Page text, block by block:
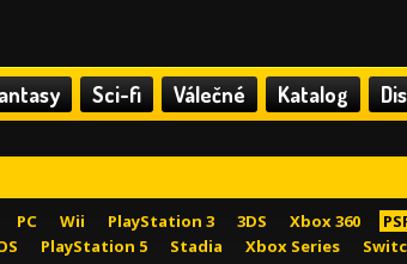
Sci-fi Válečné Katalog
PC Wii PlayStation 3 3DS Xbox 360
PlayStation 5 Stadia Xbox Series